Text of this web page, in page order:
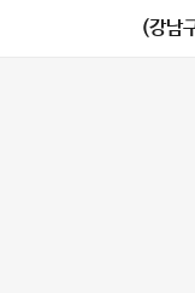
(강남